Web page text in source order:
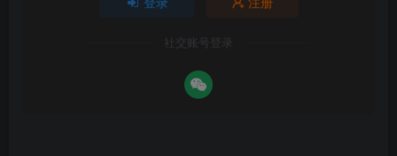
社交账号登录